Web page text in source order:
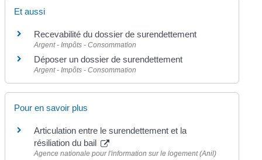
Et aussi
Recevabilité du dossier de surendettement
Argent - Impôts - Consommation
Déposer un dossier de surendettement
Argent - Impôts - Consommation
Pour en savoir plus
Articulation entre le surendettement et la
résiliation du bail
Agence nationale pour l'information sur le logement (Anil)